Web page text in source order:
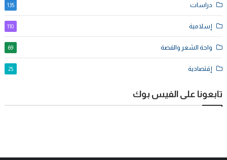
دراسات 135
إسلامية 110
واحة الشعر والقصة 69
إقتصادية 25
تابعونا على الفيس بوك